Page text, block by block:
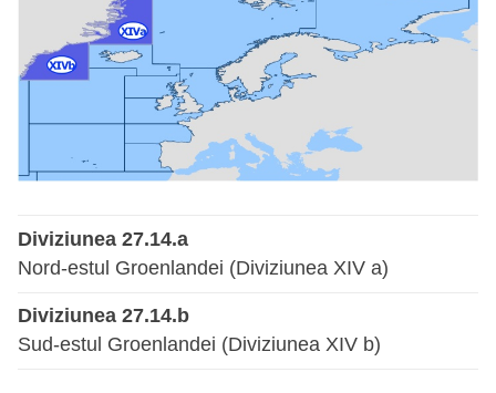
Diviziunea 27.14.a
Nord-estul Groenlandei (Diviziunea XIV a)
Diviziunea 27.14.b
Sud-estul Groenlandei (Diviziunea XIV b)